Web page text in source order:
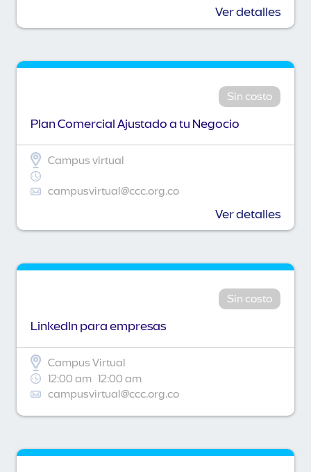
Ver detalles
Sin costo
Plan Comercial Ajustado a tu Negocio
Campus virtual
campusvirtual@ccc.org.co
Ver detalles
Sin costo
Linkedln para empresas
Campus Virtual
12:00 am 12:00 am
campusvirtual@ccc.org.co